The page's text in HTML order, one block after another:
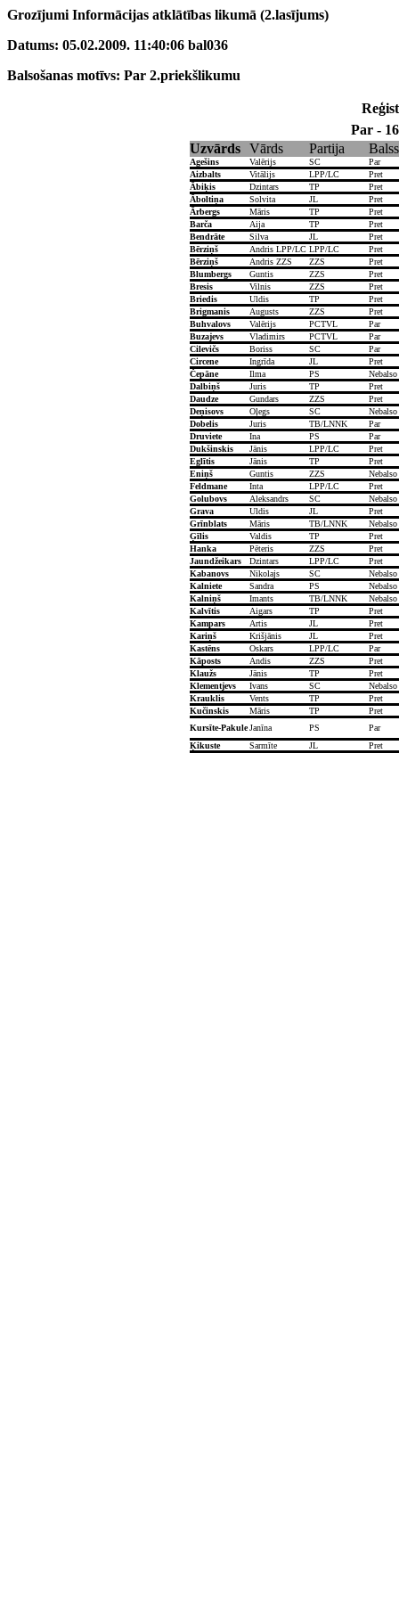
Grozījumi Informācijas atklātības likumā (2.lasījums)
Datums: 05.02.2009. 11:40:06 bal036
Balsošanas motīvs: Par 2.priekšlikumu
Par - 16
Uzvārds
Vārds Partija Balss
Agešins Valērijs SC
Par
Aizbalts
Vitālijs LPP/LC
Pret
Ābiķis
Dzintars TP
Pret
Āboltiņa
Solvita JL
Pret
Ārbergs
Māris TP
Pret
Barča
Aija TP
Pret
Bendrāte
Silva JL
Pret
Bērziņš
Andris LPP/LC LPP/LC
Pret
Bērziņš
Andris ZZS ZZS
Pret
Blumbergs
Guntis ZZS
Pret
Bresis
Vilnis ZZS
Pret
Briedis
Uldis TP
Pret
Brigmanis
Augusts ZZS
Pret
Buhvalovs
Valērijs PCTVL
Par
Buzajevs
Vladimirs PCTVL
Par
Cilevičs
Boriss SC
Par
Circene
Ingrīda JL
Pret
Čepāne
Ilma PS
Nebalso
Dalbiņš
Juris TP
Pret
Daudze
Gundars ZZS
Pret
Deņisovs
Oļegs SC
Nebalso
Dobelis
Juris TB/LNNK
Par
Druviete
Ina PS
Par
Dukšinskis
Jānis LPP/LC
Pret
Eglītis
Jānis TP
Pret
Eniņš
Guntis ZZS
Nebalso
Feldmane
Inta LPP/LC
Pret
Golubovs
Aleksandrs SC
Nebalso
Grava
Uldis JL
Pret
Grīnblats
Māris TB/LNNK
Nebalso
Ģīlis
Valdis TP
Pret
Hanka
Pēteris ZZS
Pret
Jaundžeikars
Dzintars LPP/LC
Pret
Kabanovs
Nikolajs SC
Nebalso
Kalniete
Sandra PS
Nebalso
Kalniņš
Imants TB/LNNK
Nebalso
Kalvītis
Aigars TP
Pret
Kampars
Artis JL
Pret
Kariņš
Krišjānis JL
Pret
Kastēns
Oskars LPP/LC
Par
Kāposts
Andis ZZS
Pret
Klaužs
Jānis TP
Pret
Klementjevs
Ivans SC
Nebalso
Krauklis
Vents TP
Pret
Kučinskis
Māris TP
Pret
Kursīte-Pakule Janīna PS
Par
Ķikuste
Sarmīte JL Pret